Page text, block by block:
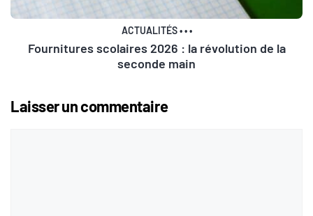
ACTUALITÉS•••
Fournitures scolaires 2026 : la révolution de la
seconde main
Laisser un commentaire